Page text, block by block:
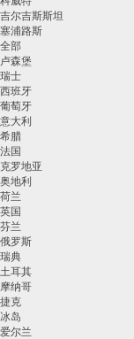
吉尔吉斯斯坦
塞浦路斯
全部
卢森堡
瑞士
西班牙
葡萄牙
意大利
希腊
法国
克罗地亚
奥地利
荷兰
英国
芬兰
俄罗斯
瑞典
土耳其
摩纳哥
捷克
冰岛
爱尔兰